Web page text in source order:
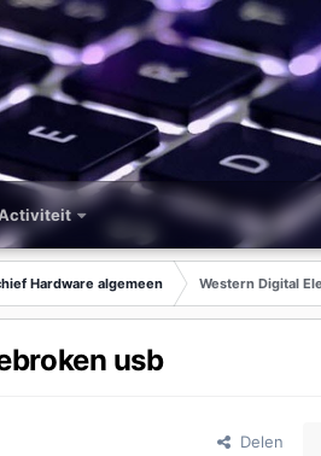
Hardware algemeen Western Digital
usb
Delen